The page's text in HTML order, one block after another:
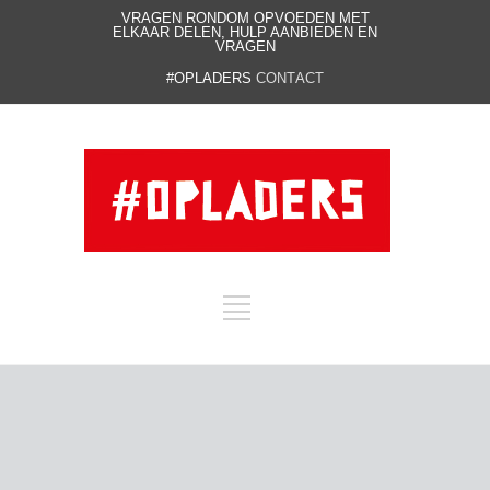
VRAGEN RONDOM OPVOEDEN MET
ELKAAR DELEN, HULP AANBIEDEN EN
VRAGEN
#OPLADERS CONTACT